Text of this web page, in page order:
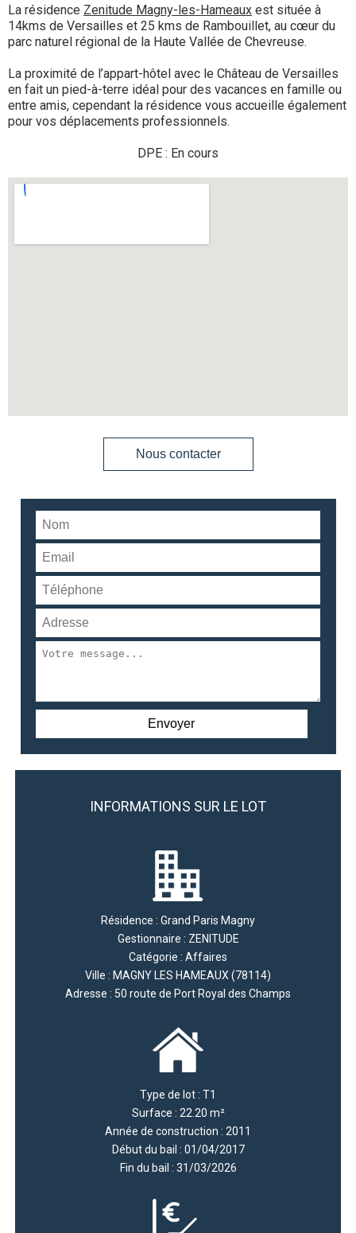
La résidence Zenitude Magny-les-Hameaux est située à
14kms de Versailles et 25 kms de Rambouillet, au cœur du
parc naturel régional de la Haute Vallée de Chevreuse.
La proximité de l’appart-hôtel avec le Château de Versailles
en fait un pied-à-terre idéal pour des vacances en famille ou
entre amis, cependant la résidence vous accueille également
pour vos déplacements professionnels.
DPE : En cours
Nous contacter
INFORMATIONS SUR LE LOT
Résidence : Grand Paris Magny
Gestionnaire : ZENITUDE
Catégorie : Affaires
Ville : MAGNY LES HAMEAUX (78114)
Adresse : 50 route de Port Royal des Champs
Type de lot : T1
Surface : 22.20 m²
Année de construction : 2011
Début du bail : 01/04/2017
Fin du bail : 31/03/2026